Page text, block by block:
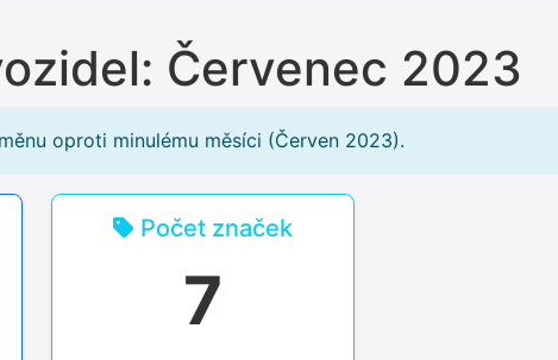
Červenec 2023
oproti minulému měsíci (Červen 2023).
Počet značek
7